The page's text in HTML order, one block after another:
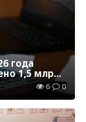
года
1,5 млрд
6 0